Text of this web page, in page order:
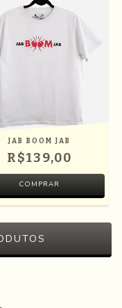
JAB BOOM JAB
R$139,00
COMPRAR